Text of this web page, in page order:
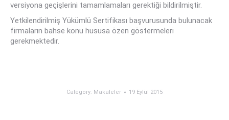
versiyona geçişlerini tamamlamaları gerektiği bildirilmiştir.
Yetkilendirilmiş Yükümlü Sertifikası başvurusunda bulunacak
firmaların bahse konu hususa özen göstermeleri
gerekmektedir.
Category: Makaleler 19 Eylül 2015